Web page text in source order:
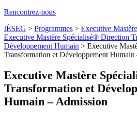
Rencontrez-nous
IÉSEG > Programmes > Executive
Executive Mastère Spécialisé® Direction
Développement Humain > Executive
Transformation et Développement Humain
Executive Mastère
Transformation et
Humain – Admission